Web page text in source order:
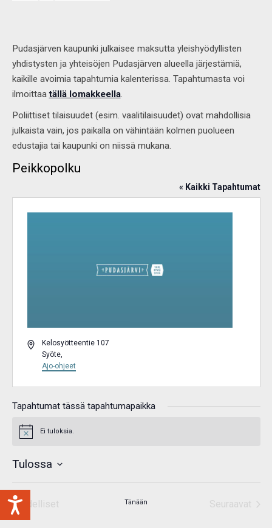
Pudasjärven kaupunki julkaisee maksutta yleishyödyllisten
yhdistysten ja yhteisöjen Pudasjärven alueella järjestämiä,
kaikille avoimia tapahtumia kalenterissa. Tapahtumasta voi
ilmoittaatällä lomakkeella.
Poliittiset tilaisuudet (esim. vaalitilaisuudet) ovat mahdollisia
julkaista vain, jos paikalla on vähintään kolmen puolueen
edustajia tai kaupunki on niissä mukana.
Peikkopolku
« Kaikki Tapahtumat
OsoiteKelosyötteentie 107
Syöte,
Ajo-ohjeet
Tapahtumat tässä tapahtumapaikka
Notice Ei tuloksia.
Tulossa
Valitse
päivä.
Edelliset
Tänään
Seuraavat